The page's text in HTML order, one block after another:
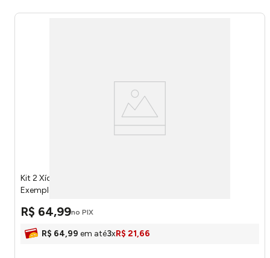
Kit 2 Xícaras Empilhadas Onix Pessoas / Ensinam Com
Exemplo Porcelana 210ml 14518 - Brasfoot
R$ 64,99no PIX
R$ 64,99 em até3xR$ 21,66